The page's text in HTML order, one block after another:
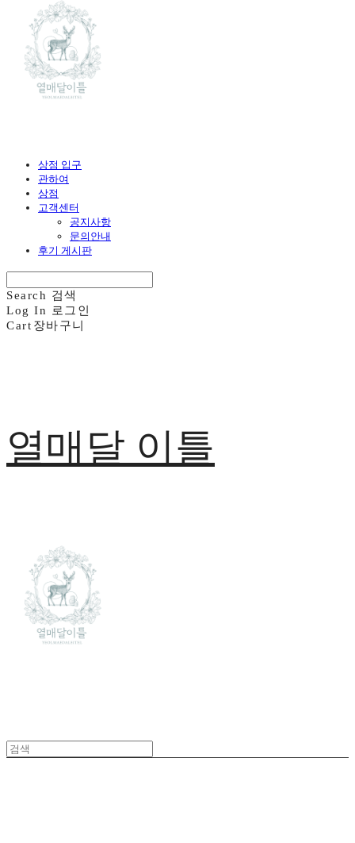
상점 입구
관하여
상점
고객센터
공지사항
문의안내
후기 게시판
Search 검색
Log In
로그인
Cart 장바구니
열매달 이틀